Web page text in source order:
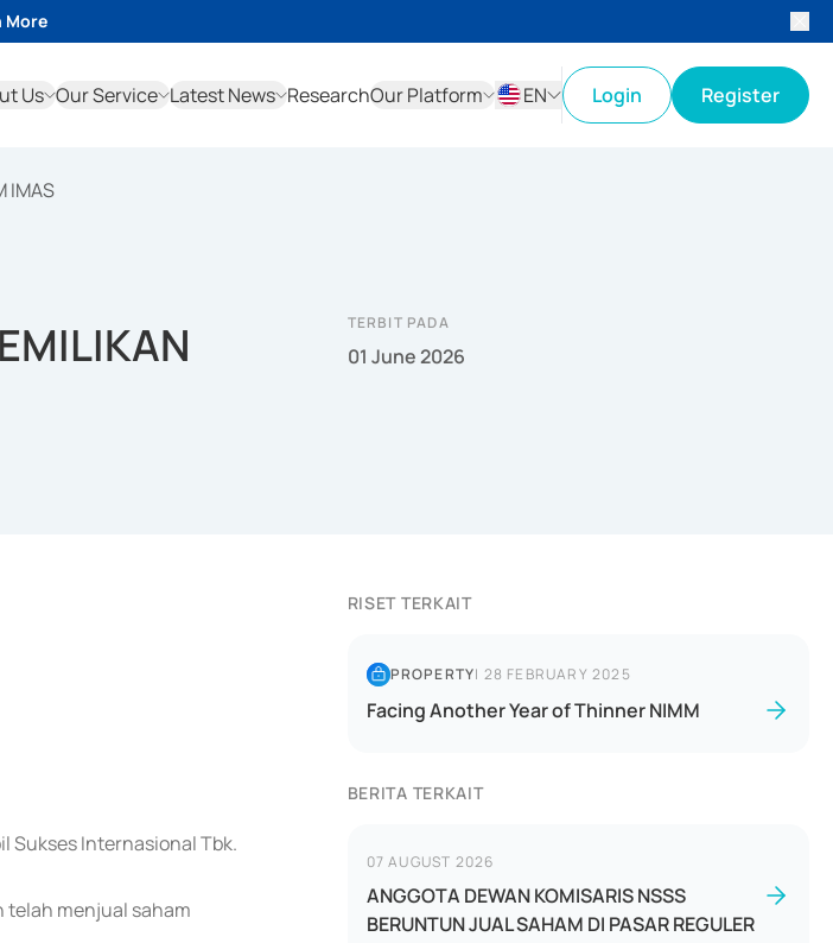
More
Us Our Service Latest News ResearchOur Platform
EN
Login Register
IMAS
TERBIT PADA
01 June 2026
Sukses Internasional Tbk.
telah menjual saham
RISET TERKAIT
PROPERTY| 28 FEBRUARY 2025
Facing Another Year of Thinner NIMM
BERITA TERKAIT
07 AUGUST 2026
ANGGOTA DEWAN KOMISARIS NSSS
BERUNTUN JUAL SAHAM DI PASAR REGULER